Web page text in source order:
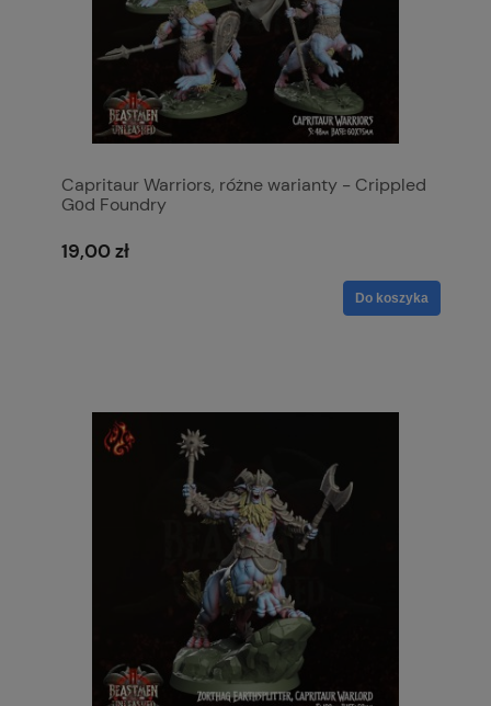
Capritaur Warriors, różne warianty - Crippled
Gοd Foundry
19,00 zł
Do koszyka